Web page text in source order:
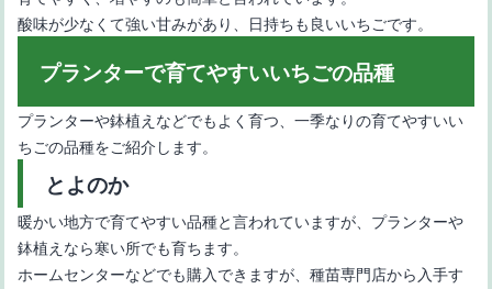
酸味が少なくて強い甘みがあり、日持ちも良いいちごです。
プランターで育てやすいいちごの品種
プランターや鉢植えなどでもよく育つ、一季なりの育てやすいい
ちごの品種をご紹介します。
とよのか
暖かい地方で育てやすい品種と言われていますが、プランターや
鉢植えなら寒い所でも育ちます。
ホームセンターなどでも購入できますが、種苗専門店から入手す